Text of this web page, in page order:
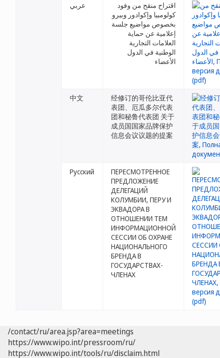
عربي
اقتراح منقح من وفود
كولومبيا وإكوادور وبيرو
بخصوص مواضيع جلسة
إعلامية عن حماية
العلامات التجارية
الوطنية في الدول
الأعضاء
中文
经修订的哥伦比亚代
表团、厄瓜多尔代表
团和秘鲁代表团 关于
成员国国家品牌保护
信息会议议题的提案
Русский
ПЕРЕСМОТРЕННОЕ
ПРЕДЛОЖЕНИЕ
ДЕЛЕГАЦИЙ
КОЛУМБИИ, ПЕРУ И
ЭКВАДОРА В
ОТНОШЕНИИ ТЕМ
ИНФОРМАЦИОННОЙ
СЕССИИ ОБ ОХРАНЕ
НАЦИОНАЛЬНОГО
БРЕНДА В
ГОСУДАРСТВАХ-
ЧЛЕНАХ
/contact/ru/area.jsp?area=meetings
https://www.wipo.int/pressroom/ru/
https://www.wipo.int/tools/ru/disclaim.html